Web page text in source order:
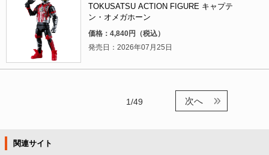
TOKUSATSU ACTION FIGURE キャプテ
ン・オメガホーン
価格：4,840円（税込）
発売日：2026年07月25日
1/49 次へ
関連サイト